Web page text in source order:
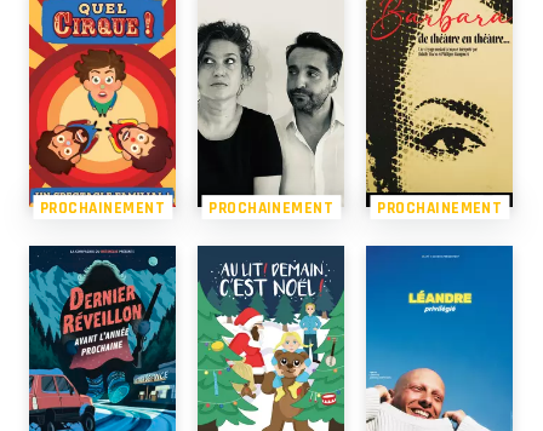
PROCHAINEMENT PROCHAINEMENT PROCHAINEMENT